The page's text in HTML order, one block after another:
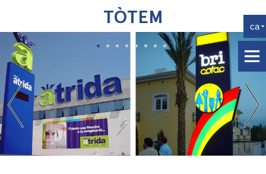
TÒTEM
• • • • • • • •